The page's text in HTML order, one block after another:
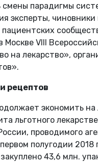
смены парадигмы
эксперты, чиновники
VIII
на лекарство»,
рецептов
экономить на
льготного
проводимого
полугодии 2018
43,6 млн.